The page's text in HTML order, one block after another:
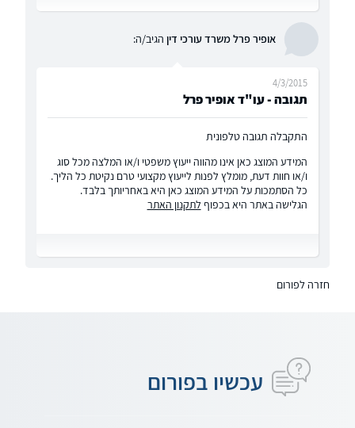
אופיר פרל משרד עורכי דין הגיב/ה:
תגובה - עו"ד אופיר פרל
4/3/2015
התקבלה תגובה טלפונית
המידע המוצג כאן אינו מהווה ייעוץ משפטי ו/או המלצה מכל סוג
ו/או חוות דעת, מומלץ לפנות לייעוץ מקצועי טרם נקיטת כל הליך.
כל הסתמכות על המידע המוצג כאן היא באחריותך בלבד.
הגלישה באתר היא בכפוף לתקנון האתר
חזרה לפורום
עכשיו בפורום